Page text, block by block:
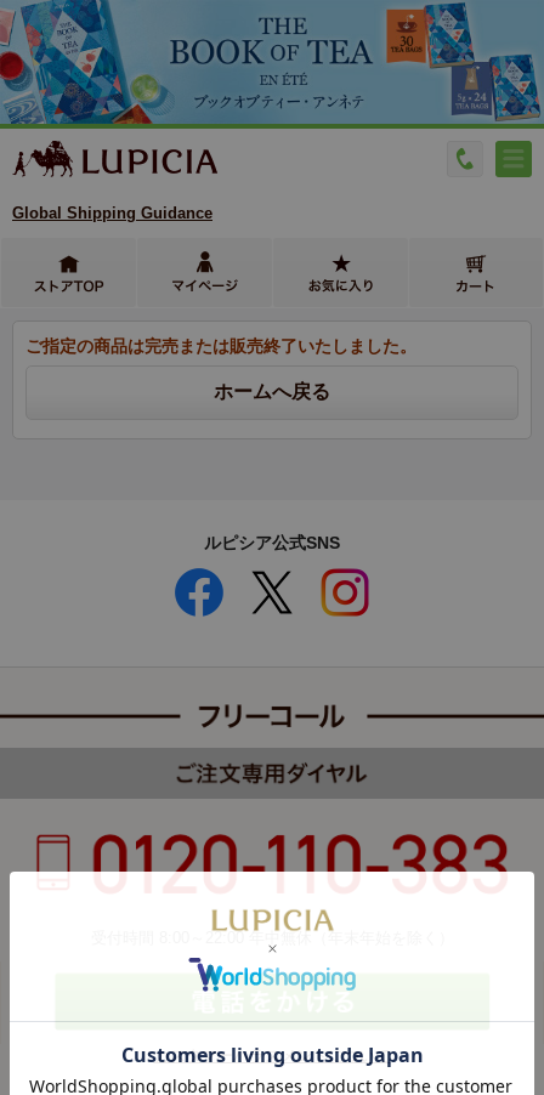
Global Shipping Guidance
ご指定の商品は完売または販売終了いたしました。
ルピシア公式SNS
カスタマーハラスメントについて